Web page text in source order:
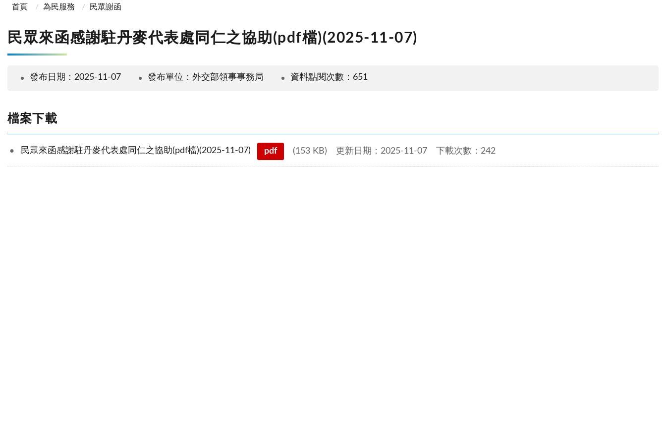
首頁 為民服務 民眾謝函
民眾來函感謝駐丹麥代表處同仁之協助(pdf檔)(2025-11-07)
發布日期：2025-11-07 發布單位：外交部領事事務局 資料點閱次數：651
檔案下載
民眾來函感謝駐丹麥代表處同仁之協助(pdf檔)(2025-11-07) pdf (153 KB) 更新日期：2025-11-07 下載次數：242